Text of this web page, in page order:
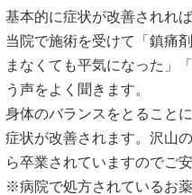
基本的に症状が改善されれ
当院で施術を受けて「鎮痛
まなくても平気になった」
う声をよく聞きます。
身体のバランスをとること
症状が改善されます。沢山
ら卒業されていますのでご
※病院で処方されているお